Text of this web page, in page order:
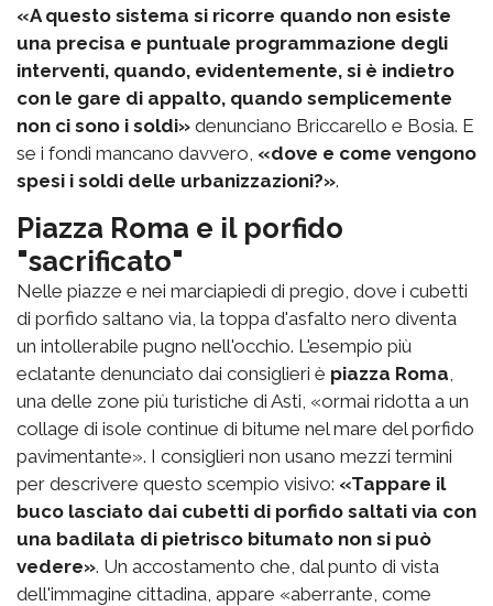
«A questo sistema si ricorre quando non esiste
una precisa e puntuale programmazione degli
interventi, quando, evidentemente, si è indietro
con le gare di appalto, quando semplicemente
non ci sono i soldi» denunciano Briccarello e Bosia. E
se i fondi mancano davvero, «dove e come vengono
spesi i soldi delle urbanizzazioni?».
Piazza Roma e il porfido
"sacrificato"
Nelle piazze e nei marciapiedi di pregio, dove i cubetti
di porfido saltano via, la toppa d'asfalto nero diventa
un intollerabile pugno nell'occhio. L'esempio più
eclatante denunciato dai consiglieri è piazza Roma
una delle zone più turistiche di Asti, «ormai ridotta a un
collage di isole continue di bitume nel mare del porfido
pavimentante». I consiglieri non usano mezzi termini
per descrivere questo scempio visivo: «Tappare il
buco lasciato dai cubetti di porfido saltati via con
una badilata di pietrisco bitumato non si può
vedere». Un accostamento che, dal punto di vista
dell'immagine cittadina, appare «aberrante, come